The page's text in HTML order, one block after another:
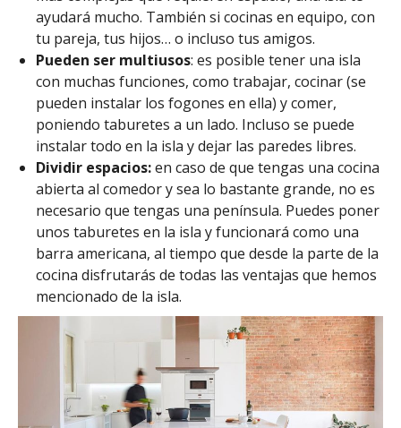
ayudará mucho. También si cocinas en equipo, con
tu pareja, tus hijos… o incluso tus amigos.
Pueden ser multiusos: es posible tener una isla
con muchas funciones, como trabajar, cocinar (se
pueden instalar los fogones en ella) y comer,
poniendo taburetes a un lado. Incluso se puede
instalar todo en la isla y dejar las paredes libres.
Dividir espacios:en caso de que tengas una cocina
abierta al comedor y sea lo bastante grande, no es
necesario que tengas una península. Puedes poner
unos taburetes en la isla y funcionará como una
barra americana, al tiempo que desde la parte de la
cocina disfrutarás de todas las ventajas que hemos
mencionado de la isla.